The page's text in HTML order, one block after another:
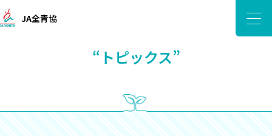
JA全青協
“トピックス”